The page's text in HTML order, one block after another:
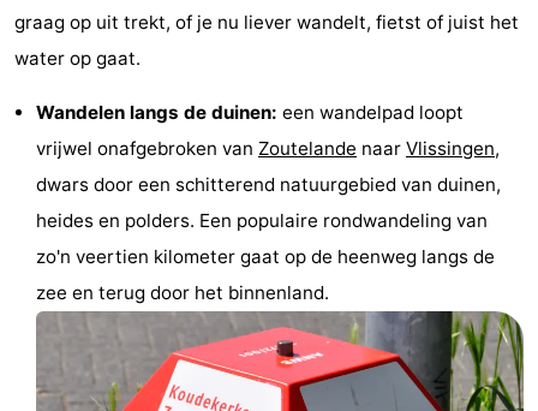
graag op uit trekt, of je nu liever wandelt, fietst of juist het
water op gaat.
Wandelen langs de duinen: een wandelpad loopt
vrijwel onafgebroken van Zoutelande naar Vlissingen,
dwars door een schitterend natuurgebied van duinen,
heides en polders. Een populaire rondwandeling van
zo'n veertien kilometer gaat op de heenweg langs de
zee en terug door het binnenland.